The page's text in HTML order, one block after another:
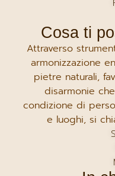
Cosa ti
Attraverso
armonizzazione
pietre naturali,
disarmonie
condizione di
e luoghi, si